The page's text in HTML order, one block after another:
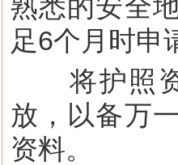
熟悉的安全
足6个月时申
将护照资
放，以备万
资料。